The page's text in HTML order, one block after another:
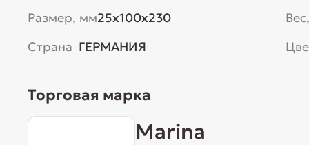
Размер, мм25x100x230
Страна ГЕРМАНИЯ
Торговая марка
Marina